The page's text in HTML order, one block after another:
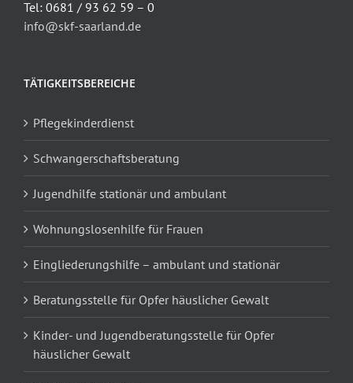
Tel: 0681 / 93 62 59 – 0
info@skf-saarland.de
TÄTIGKEITSBEREICHE
Pflegekinderdienst
Schwangerschaftsberatung
Jugendhilfe stationär und ambulant
Wohnungslosenhilfe für Frauen
Eingliederungshilfe – ambulant und stationär
Beratungsstelle für Opfer häuslicher Gewalt
Kinder- und Jugendberatungsstelle für Opfer
häuslicher Gewalt